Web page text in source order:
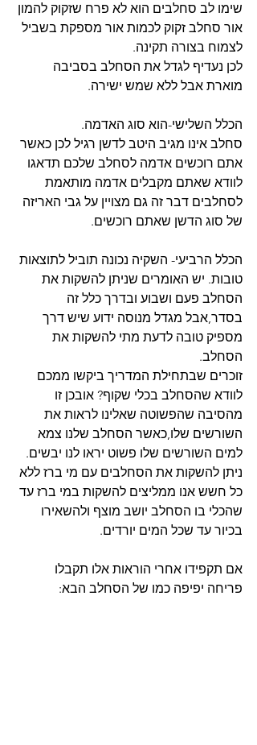
שימו לב סחלבים הוא לא פרח שזקוק להמון
אור סחלב זקוק לכמות אור מספקת בשביל
לצמוח בצורה תקינה.
לכן נעדיף לגדל את הסחלב בסביבה
מוארת אבל ללא שמש ישירה.
הכלל השלישי-הוא סוג האדמה.
סחלב אינו מגיב היטב לדשן רגיל לכן כאשר
אתם רוכשים אדמה לסחלב שלכם תדאגו
לוודא שאתם מקבלים אדמה מותאמת
לסחלבים דבר זה גם מצויין על גבי האריזה
של סוג הדשן שאתם רוכשים.
הכלל הרביעי- השקיה נכונה תוביל לתוצאות
טובות. יש האומרים שניתן להשקות את
הסחלב פעם ושבוע ובדרך כלל זה
בסדר,אבל מגדל מנוסה ידוע שיש דרך
מספיק טובה לדעת מתי להשקות את
הסחלב.
זוכרים שבתחילת המדריך ביקשו ממכם
לוודא שהסחלב בכלי שקוף? אובכן זו
מהסיבה שהפשוטה שאלינו לראות את
השורשים שלו,כאשר הסחלב שלנו צמא
למים השורשים שלו פשוט יראו לנו יבשים.
ניתן להשקות את הסחלבים עם מי ברז ללא
כל חשש אנו ממליצים להשקות במי ברז עד
שהכלי בו הסחלב יושב מוצף ולהשאירו
בכיור עד שכל המים יורדים.
אם תקפידו אחרי הוראות אלו תקבלו
פריחה יפיפה כמו של הסחלב הבא: